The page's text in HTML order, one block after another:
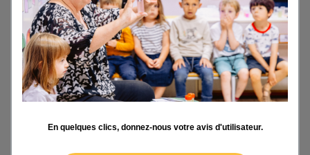
Activités en classe
- TOUT - CYCLE 1 CYCLE 2 CYCLE 3 CYCLE 4
Pas de ressources disponibles pour ce cycle
En quelques clics, donnez-nous votre avis d'utilisateur.